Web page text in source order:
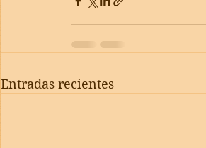
Entradas recientes